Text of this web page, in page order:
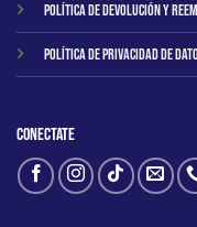
Política de Devolución y
Política de Privacidad de
Conectate